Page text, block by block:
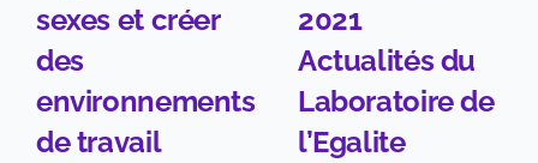
sexes et créer
des
environnements
de travail
2021
Actualités du
Laboratoire de
l’Egalite